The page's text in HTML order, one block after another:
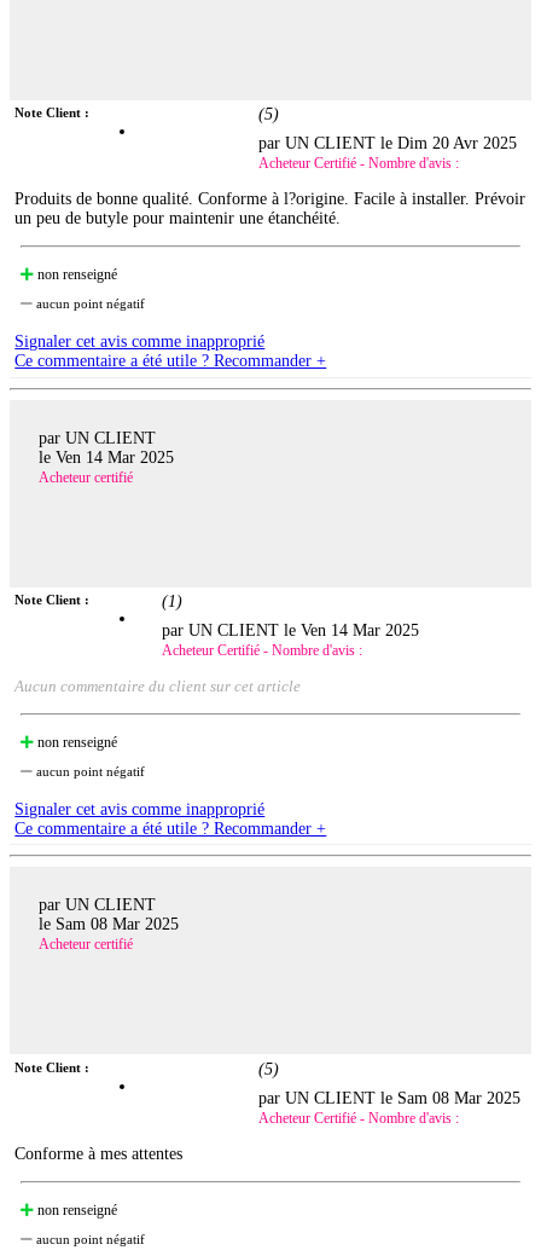
Note Client : (5)
par UN CLIENT leDim 20 Avr 2025
Acheteur Certifié - Nombre d'avis :
Produits de bonne qualité. Conforme à l?origine. Facile à installer. Prévoir
un peu de butyle pour maintenir une étanchéité.
non renseigné
aucun point négatif
Signaler cet avis comme inapproprié
Ce commentaire a été utile ? Recommander +
par UN CLIENT
le Ven 14 Mar 2025
Acheteur certifié
Note Client : (1)
par UN CLIENT leVen 14 Mar 2025
Acheteur Certifié - Nombre d'avis :
Aucun commentaire du client sur cet article
non renseigné
aucun point négatif
Signaler cet avis comme inapproprié
Ce commentaire a été utile ? Recommander +
par UN CLIENT
le Sam 08 Mar 2025
Acheteur certifié
Note Client : (5)
par UN CLIENT le Sam 08 Mar 2025
Acheteur Certifié - Nombre d'avis :
Conforme à mes attentes
non renseigné
aucun point négatif